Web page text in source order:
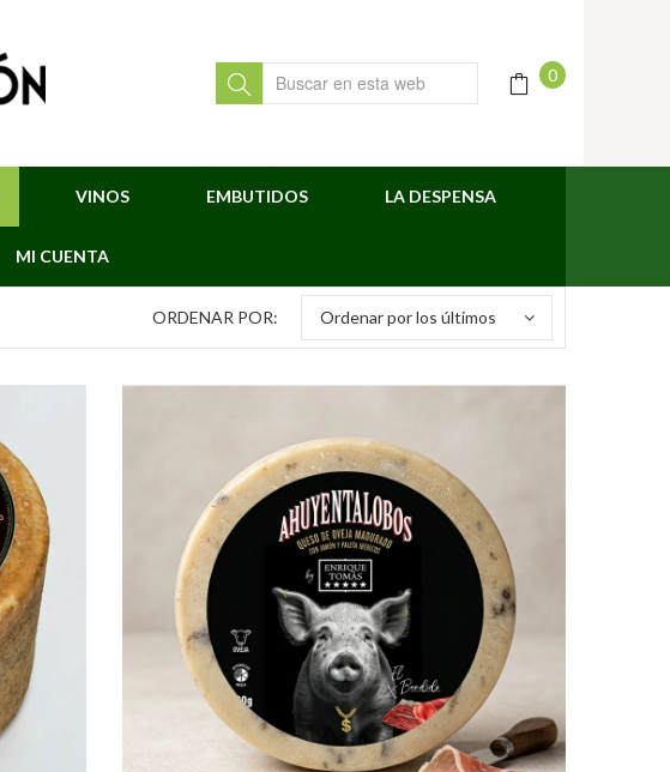
0
VINOS EMBUTIDOS LA DESPENSA
MI CUENTA
ORDENAR POR: Ordenar por los últimos